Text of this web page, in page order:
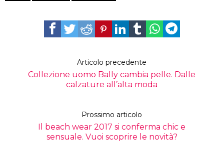
Articolo precedente
Collezione uomo Bally cambia pelle. Dalle
calzature all’alta moda
Prossimo articolo
Il beach wear 2017 si conferma chic e
sensuale. Vuoi scoprire le novità?